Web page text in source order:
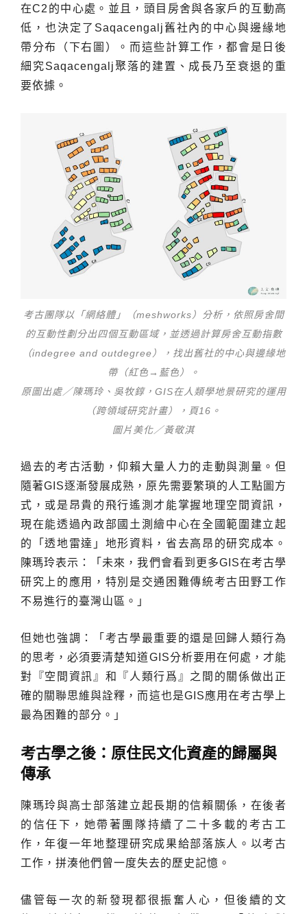
在C2的中心處。並且，頭目房舍與各家戶的互動高
低，也決定了Saqacengalj舊社內的中心與邊緣地
帶分布（下右圖）。而這些計算工作，都會是日後
細究Saqacengalj聚落的建置、成長乃至衰退的重
要依據。
考古團隊以「網絡體」（meshworks）分析，依照房舍間
的互動性劃分出四個互動區域，並透過計算房舍互動指數
（indegree and outdegree），找出舊社的中心與邊緣地
帶（紅色→藍色）。
原圖出處／陳瑪玲、吳牧錞，GIS在人類學地景研究的運用
（跨領域研究計畫），頁16。
圖片美化／黃敬淇
過去的考古活動，仰賴大量人力的走動與測量。但
隨著GIS逐漸發展成熟，原先需要繁瑣的人工點圖方
式，或是昂貴的飛行遙測才能掌握地理空間資訊，
現在能透過內政部國土測繪中心在全國範圍建立起
的「透地雷達」地形資料，省去高昂的研究成本。
陳瑪玲表示：「未來，我們會看到更多GIS在考古學
研究上的應用，特別是交通困難傳統考古田野工作
不易進行的臺灣山區。」
但她也強調：「考古學最重要的還是回歸人類行為
的思考，必須要清楚知道GIS分析要用在何處，才能
對『空間資訊』和『人類行爲』之間的關係做出正
確的關聯思維與詮釋，而這也是GIS應用在考古學上
最為困難的部分。」
考古學之後：原住民文化資產的歸屬與
傳承
陳瑪玲與高士部落建立起長期的信賴關係，在後者
的信任下，她帶著團隊持續了二十多載的考古工
作，年復一年地整理研究成果給部落族人。以考古
工作，拼湊他們曾一度失去的歷史記憶。
儘管每一次的新發現都很振奮人心，但後續的文